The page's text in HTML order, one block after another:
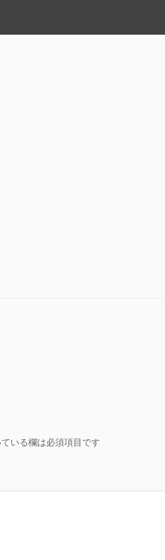
いる欄は必須項目です